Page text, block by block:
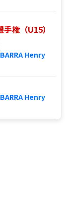
権（U15）
Henry
Henry